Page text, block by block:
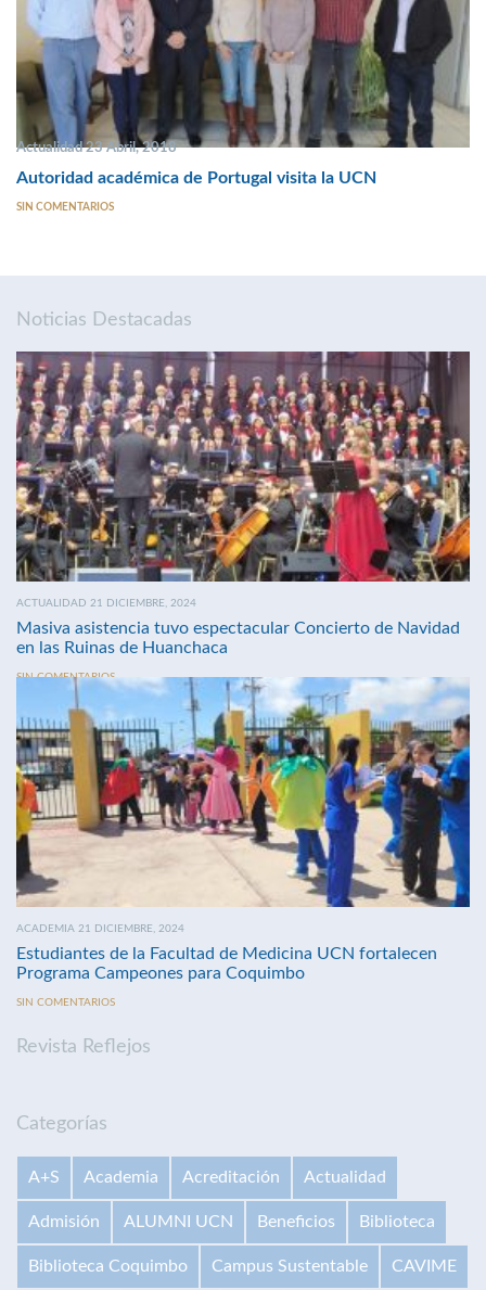
Actualidad 23 Abril, 2018
Autoridad académica de Portugal visita la UCN
SIN COMENTARIOS
Noticias Destacadas
ACTUALIDAD 21 DICIEMBRE, 2024
Masiva asistencia tuvo espectacular Concierto de Navidad
en las Ruinas de Huanchaca
SIN COMENTARIOS
ACADEMIA 21 DICIEMBRE, 2024
Estudiantes de la Facultad de Medicina UCN fortalecen
Programa Campeones para Coquimbo
SIN COMENTARIOS
Revista Reflejos
Categorías
A+S Academia Acreditación Actualidad
Admisión ALUMNI UCN Beneficios Biblioteca
Biblioteca Coquimbo Campus Sustentable CAVIME